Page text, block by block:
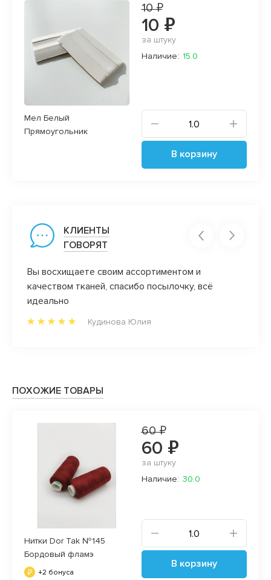
Мел Белый
Прямоугольник
10 ₽
10 ₽
за штуку
Наличие: 15.0
В корзину
КЛИЕНТЫ
ГОВОРЯТ
Вы восхищаете своим ассортиментом и
качеством тканей, спасибо посылочку, всё
идеально
Кудинова Юлия
ПОХОЖИЕ ТОВАРЫ
Нитки Dor Tak №145
Бордовый фламэ
+2 бонуса
60 ₽
60 ₽
за штуку
Наличие: 30.0
В корзину